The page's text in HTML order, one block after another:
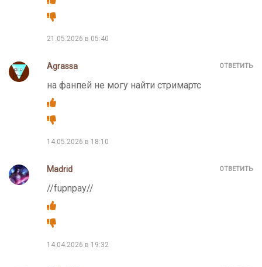
21.05.2026 в 05:40
Agrassa
на фанпей не могу найти стримартс
14.05.2026 в 18:10
ОТВЕТИТЬ
Madrid
//fupnpay//
14.04.2026 в 19:32
ОТВЕТИТЬ